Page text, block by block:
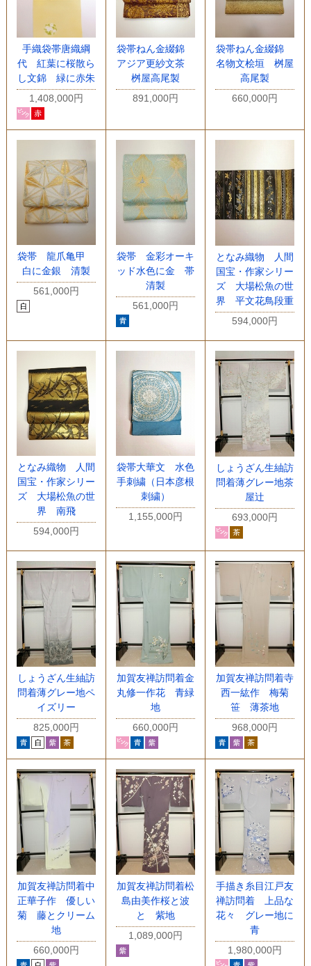
手織袋帯唐織綱
代 紅葉に桜散ら
し文錦 緑に赤朱
1,408,000円
袋帯ねん金綴錦
アジア更紗文茶
桝屋高尾製
891,000円
袋帯ねん金綴錦
名物文桧垣 桝屋
高尾製
660,000円
袋帯 龍爪亀甲
白に金銀 清製
561,000円
袋帯 金彩オーキ
ッド水色に金 帯
清製
561,000円
となみ織物 人間
国宝・作家シリー
ズ 大場松魚の世
界 平文花鳥段重
594,000円
となみ織物 人間
国宝・作家シリー
ズ 大場松魚の世
界 南飛
594,000円
袋帯大華文 水色
手刺繍（日本彦根
刺繍）
1,155,000円
しょうざん生紬訪
問着薄グレー地茶
屋辻
693,000円
しょうざん生紬訪
問着薄グレー地ペ
イズリー
825,000円
加賀友禅訪問着金
丸修一作花 青緑
地
660,000円
加賀友禅訪問着寺
西一紘作 梅菊
笹 薄茶地
968,000円
加賀友禅訪問着中
正華子作 優しい
菊 藤とクリーム
地
660,000円
加賀友禅訪問着松
島由美作桜と波
と 紫地
1,089,000円
手描き糸目江戸友
禅訪問着 上品な
花々 グレー地に
青
1,980,000円